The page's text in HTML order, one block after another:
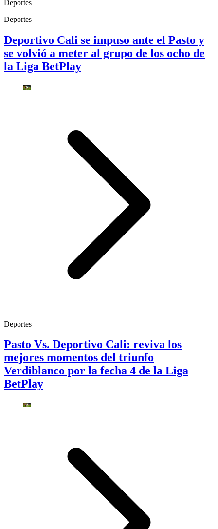
Deportes
Deportes
Deportivo Cali se impuso ante el Pasto y
se volvió a meter al grupo de los ocho de
la Liga BetPlay
Deportes
Pasto Vs. Deportivo Cali: reviva los
mejores momentos del triunfo
Verdiblanco por la fecha 4 de la Liga
BetPlay